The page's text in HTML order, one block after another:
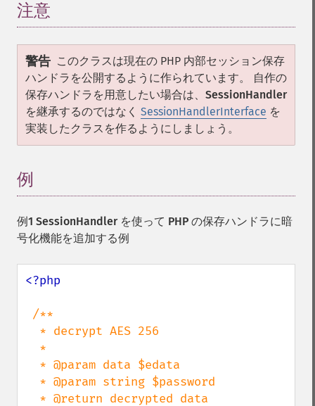
注意
警告 このクラスは現在の PHP 内部セッション保存
ハンドラを公開するように作られています。 自作の
保存ハンドラを用意したい場合は、 SessionHandler
を継承するのではなく SessionHandlerInterface を
実装したクラスを作るようにしましょう。
例
例1 SessionHandlerを使って PHP の保存ハンドラに暗
号化機能を追加する例
<?php
/**